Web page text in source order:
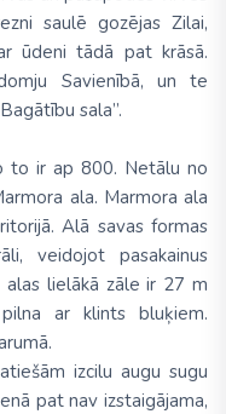
saulē gozējas Zilai,
ūdeni tādā pat krāsā.
Savienībā, un te
sala”.
to ir ap 800. Netālu no
ala. Marmora ala
Alā savas formas
veidojot pasakainus
lielākā zāle ir 27 m
ar klints bluķiem.
izcilu augu sugu
pat nav izstaigājama,